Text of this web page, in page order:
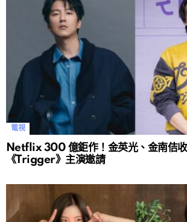
電視
Netflix 300 億鉅作！金英光、金南佶
《Trigger》主演邀請